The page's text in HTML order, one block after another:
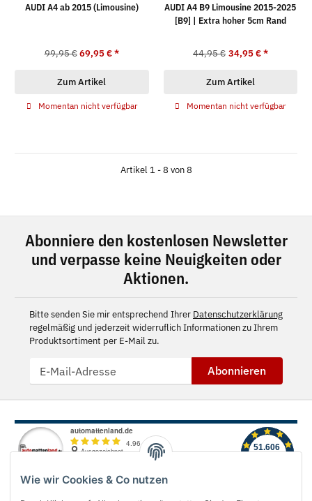
Wie wir Cookies & Co nutzen
AUDI A4 ab 2015 (Limousine)
99,95 € 69,95 €*
Zum Artikel
Momentan nicht verfügbar
AUDI A4 B9 Limousine 2015-2025
[B9] | Extra hoher 5cm Rand
44,95 € 34,95 €*
Zum Artikel
Momentan nicht verfügbar
Artikel 1 - 8 von 8
Abonniere den kostenlosen Newsletter
und verpasse keine Neuigkeiten oder
Aktionen.
Bitte senden Sie mir entsprechend Ihrer Datenschutzerklärung
regelmäßig und jederzeit widerruflich Informationen zu Ihrem
Produktsortiment per E-Mail zu.
Abonnieren